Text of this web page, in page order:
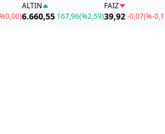
ALTIN
6.660,55 167,96(%2,59)
FAİZ
39,92-0,07(%-